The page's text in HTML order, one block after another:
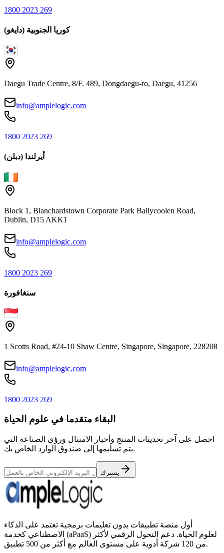
1800 2023 269
كوريا الجنوبية (دايغو)
Daegu Trade Centre, 8/F. 489, Dongdaegu-ro, Daegu, 41256
info@amplelogic.com
1800 2023 269
أيرلندا (دبلن)
Block 1, Blanchardstown Corporate Park Ballycoolen Road,
Dublin, D15 AKK1
info@amplelogic.com
1800 2023 269
سنغافورة
1 Scotts Road, #24-10 Shaw Centre, Singapore, Singapore, 228208
info@amplelogic.com
1800 2023 269
البقاء متقدما في علوم الحياة
احصل على آخر تحديثات المنتج وأخبار الامتثال ورؤى الصناعة التي
يتم تسليمها إلى صندوق الوارد الخاص بك.
يشترك
أول منصة تطبيقات بدون تعليمات برمجية تعتمد على الذكاء
الاصطناعي كخدمة (aPaaS) لعلوم الحياة. دعم التحول الرقمي لأكثر
من 120 شركة أدوية على مستوى العالم مع أكثر من 500 تطبيق.